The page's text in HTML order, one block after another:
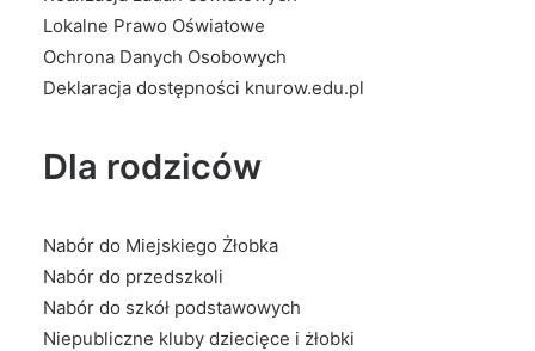
Lokalne Prawo Oświatowe
Ochrona Danych Osobowych
Deklaracja dostępności knurow.edu.pl
Dla rodziców
Nabór do Miejskiego Żłobka
Nabór do przedszkoli
Nabór do szkół podstawowych
Niepubliczne kluby dziecięce i żłobki